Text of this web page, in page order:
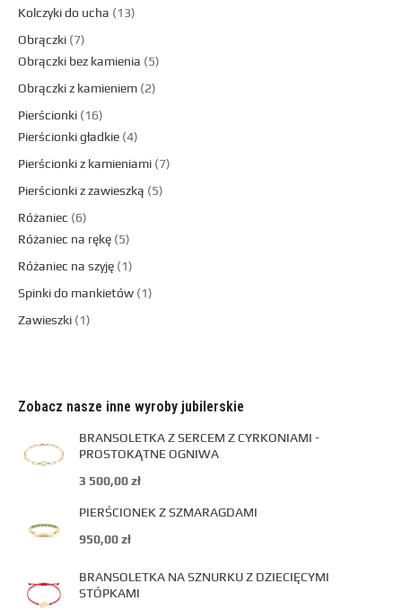
Kolczyki do ucha
13
Obrączki 7
Obrączki bez kamienia
5
Obrączki z kamieniem 2
Pierścionki 16
Pierścionki gładkie 4
Pierścionki z kamieniami 7
Pierścionki z zawieszką
5
Różaniec
6
Różaniec na rękę 5
Różaniec na szyję 1
Spinki do mankietów 1
Zawieszki 1
Zobacz nasze inne wyroby jubilerskie
BRANSOLETKA Z SERCEM Z CYRKONIAMI -
PROSTOKĄTNE OGNIWA
3 500,00zł
PIERŚCIONEK Z SZMARAGDAMI
950,00zł
BRANSOLETKA NA SZNURKU Z DZIECIĘCYMI
STÓPKAMI